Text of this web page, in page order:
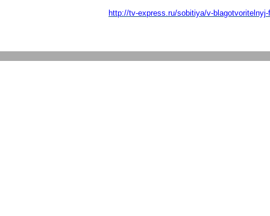
http://tv-express.ru/sobitiya/v-